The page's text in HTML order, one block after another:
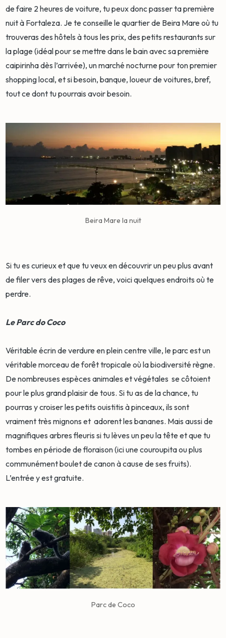
de faire 2 heures de voiture, tu peux donc passer ta première
nuit à Fortaleza. Je te conseille le quartier de Beira Mare où tu
trouveras des hôtels à tous les prix, des petits restaurants sur
la plage (idéal pour se mettre dans le bain avec sa première
caipirinha dès l’arrivée), un marché nocturne pour ton premier
shopping local, et si besoin, banque, loueur de voitures, bref,
tout ce dont tu pourrais avoir besoin.
Beira Mare la nuit
Si tu es curieux et que tu veux en découvrir un peu plus avant
de filer vers des plages de rêve, voici quelques endroits où te
perdre.
Le Parc do Coco
Véritable écrin de verdure en plein centre ville, le parc est un
véritable morceau de forêt tropicale où la biodiversité règne.
De nombreuses espèces animales et végétales se côtoient
pour le plus grand plaisir de tous. Si tu as de la chance, tu
pourras y croiser les petits ouistitis à pinceaux, ils sont
vraiment très mignons et adorent les bananes. Mais aussi de
magnifiques arbres fleuris si tu lèves un peu la tête et que tu
tombes en période de floraison (ici une couroupita ou plus
communément boulet de canon à cause de ses fruits).
L’entrée y est gratuite.
Parc de Coco